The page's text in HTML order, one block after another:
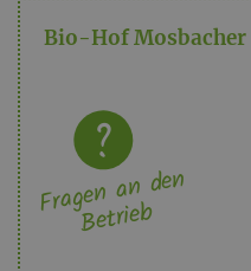
Auch bekannt als...
Weißapfel
Bio-Hof Mosbacher
Fragen an den
Betrieb